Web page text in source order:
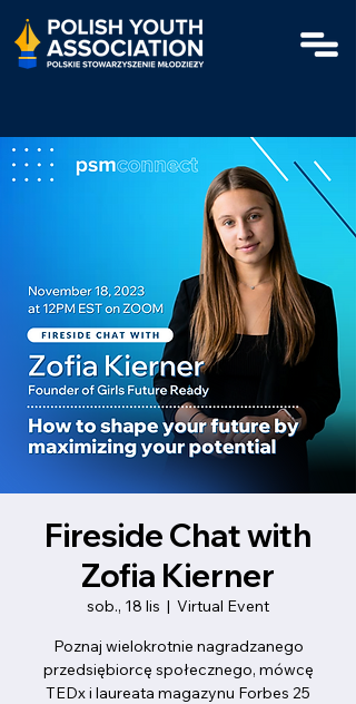
Fireside Chat with
Zofia Kierner
sob., 18 lis
  |
Virtual Event
Poznaj wielokrotnie nagradzanego
przedsiębiorcę społecznego, mówcę
TEDx i laureata magazynu Forbes 25